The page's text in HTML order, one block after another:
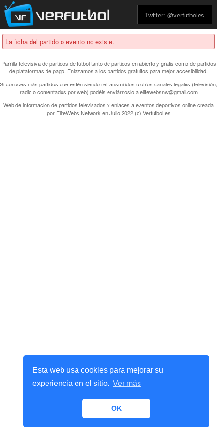
Esta web usa cookies para mejorar su
experiencia en el sitio. Ver más
OK
Twitter: @verfutboles
La ficha del partido o evento no existe.
Parrilla televisiva de partidos de fútbol tanto de partidos en abierto y gratis como de partidos
de plataformas de pago. Enlazamos a los partidos gratuitos para mejor accesibilidad.
Si conoces más partidos que estén siendo retransmitidos u otros canales legales (televisión,
radio o comentados por web) podéis enviárnoslo a elitewebsnw@gmail.com
Web de información de partidos televisados y enlaces a eventos deportivos online creada
por EliteWebs Network en Julio 2022 (c) Verfutbol.es